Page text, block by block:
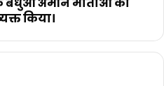
किया।